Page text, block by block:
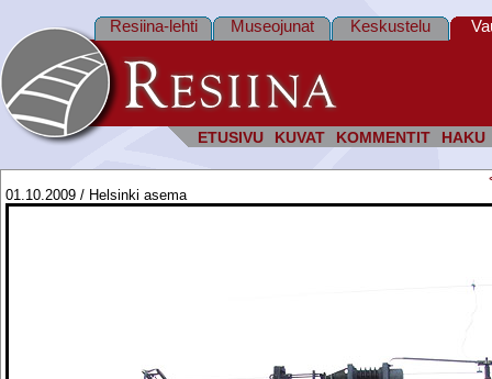
ETUSIVU KUVAT KOMMENTIT HAKU
Resiina-lehti Museojunat Keskustelu
01.10.2009 / Helsinki asema